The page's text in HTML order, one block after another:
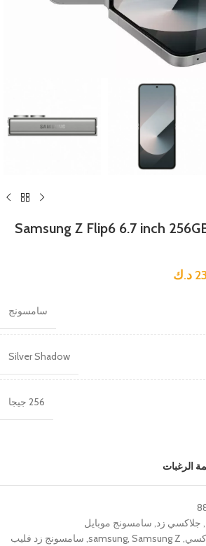
Samsung Z Flip6 6.7 inch
د.ك
سامسونج
Silver Shadow
256 جيجا
الرغبات
, جلاكسي زد, سامسونج موبايل
,
samsung, Samsung Z
, سامسونج زد فليب